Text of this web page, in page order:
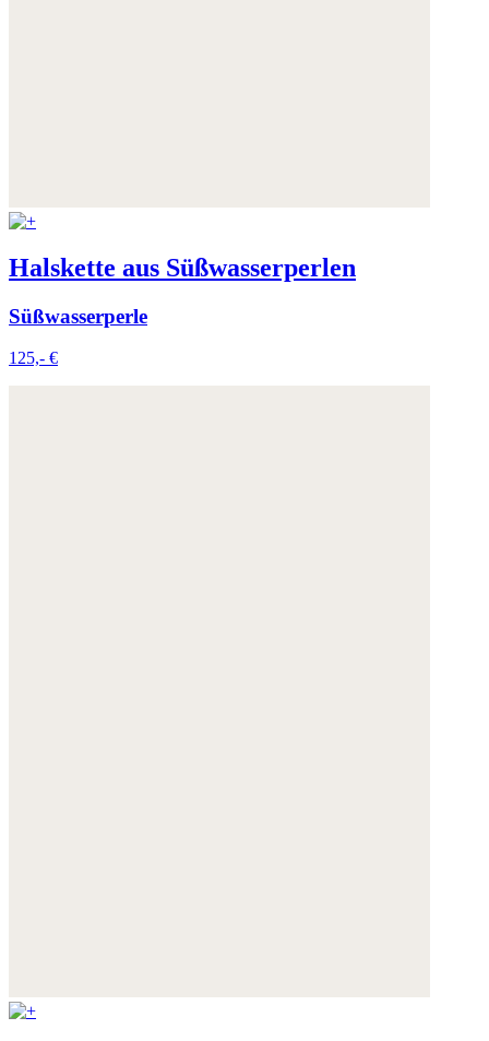
Halskette aus Süßwasserperlen
Süßwasserperle
125,- €